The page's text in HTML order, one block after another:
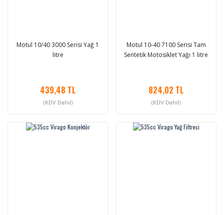
Motul 10/40 3000 Serisi Yağ 1
litre
439,48 TL
(KDV Dahil)
Motul 10-40 7100 Serisi Tam
Sentetik Motosiklet Yağı 1 litre
824,02 TL
(KDV Dahil)